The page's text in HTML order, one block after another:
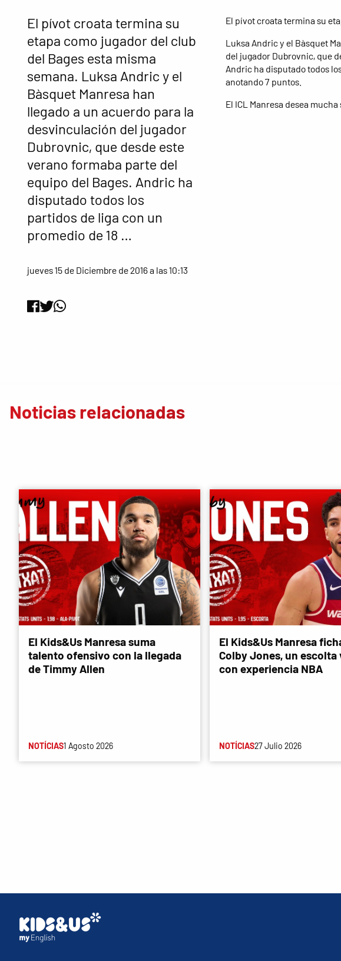
El pívot croata termina su
etapa como jugador del club
del Bages esta misma
semana. Luksa Andric y el
Bàsquet Manresa han
llegado a un acuerdo para la
desvinculación del jugador
Dubrovnic, que desde este
verano formaba parte del
equipo del Bages. Andric ha
disputado todos los
partidos de liga con un
promedio de 18 …
jueves 15 de Diciembre de 2016 a las 10:13
El pívot croata termina su
Luksa Andric y el Bàsquet
del jugador Dubrovnic, que
Andric ha disputado todos
anotando 7 puntos.
El ICL Manresa desea
Noticias relacionadas
El Kids&Us Manresa suma
talento ofensivo con la llegada
de Timmy Allen
NOTÍCIAS1 Agosto 2026
El Kids&Us Manresa
Colby Jones, un escolta
con experiencia NBA
NOTÍCIAS27 Julio 2026